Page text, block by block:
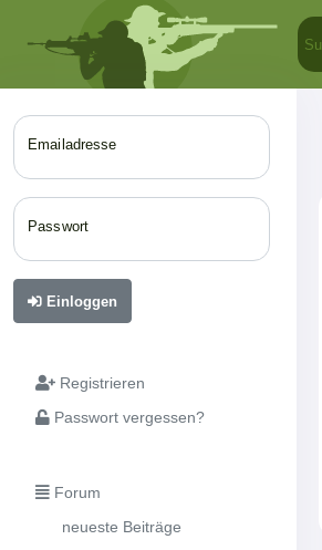
Emailadresse
Passwort
Einloggen
Registrieren
Passwort vergessen?
Forum
neueste Beiträge